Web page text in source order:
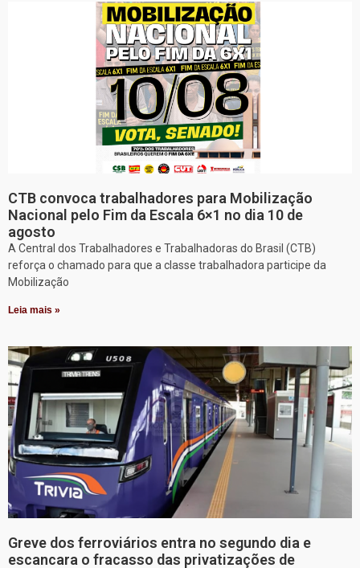
CTB convoca trabalhadores para Mobilização
Nacional pelo Fim da Escala 6×1 no dia 10 de
agosto
A Central dos Trabalhadores e Trabalhadoras do Brasil (CTB)
reforça o chamado para que a classe trabalhadora participe da
Mobilização
Leia mais »
Greve dos ferroviários entra no segundo dia e
escancara o fracasso das privatizações de